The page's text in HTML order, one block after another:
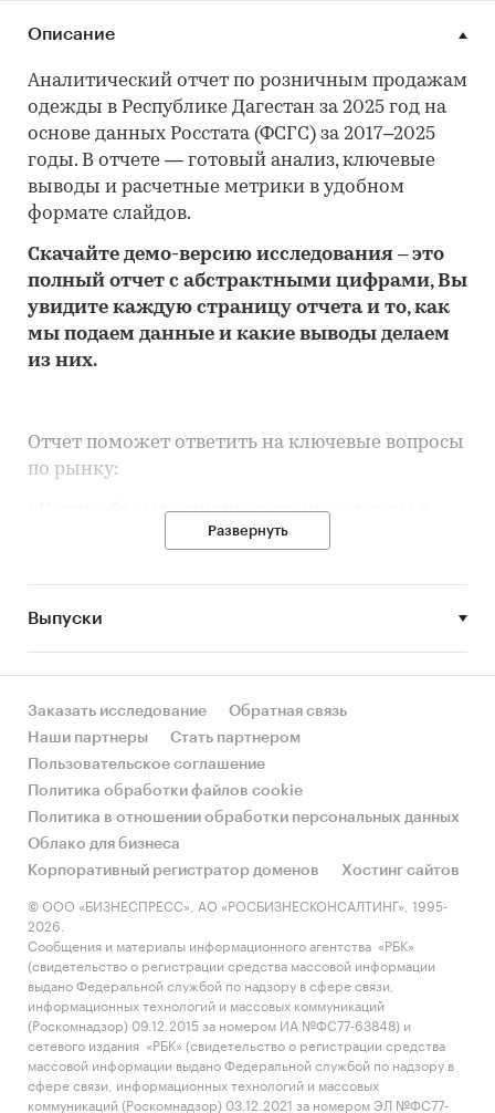
Описание
Аналитический отчет по розничным продажам
одежды в Республике Дагестан за 2025 год на
основе данных Росстата (ФСГС) за 2017–2025
годы. В отчете — готовый анализ, ключевые
выводы и расчетные метрики в удобном
формате слайдов.
Скачайте демо-версию исследования – это
полный отчет с абстрактными цифрами, Вы
увидите каждую страницу отчета и то,как
мы подаем данные и какие выводы делаем
из них.
Отчет поможет ответить на ключевые вопросы
по рынку:
• Каков объем розничного рынка одежды в
Республике Дагестан, много это или мало по
за счет реального спроса или за счет
инфляции? Как соотносятся рост и падение с
• Какое место регион занимает в России и в
своем федеральном округе по объему продаж
и по продажам на душу населения?
• К какому сегменту можно отнести рынок по
размеру и темпом роста (малый/крупный, с
опережающей динамикой/с отстающей
динамикой) в стратегической перспективе и в
текущей ситуации? Меняются ли позиции
региона с течением времени?
• Насколько рынок насыщен и какой у региона
потенциал роста, если сравнить его с
регионами со схожими доходами, со схожей
долей расходов на одежда и с соседними
регионами?
Развернуть
Выпуски
Заказать исследование
Обратная связь
Наши партнеры
Стать партнером
Пользовательское соглашение
Политика обработки файлов cookie
Политика в отношении обработки персональных данных
Облако для бизнеса
Корпоративный регистратор доменов
Хостинг сайтов
© ООО «БИЗНЕСПРЕСС», АО «РОСБИЗНЕСКОНСАЛТИНГ», 1995-
2026.
Сообщения и материалы информационного агентства «РБК»
(свидетельство о регистрации средства массовой информации
выдано Федеральной службой по надзору в сфере связи,
информационных технологий и массовых коммуникаций
(Роскомнадзор) 09.12.2015 за номером ИА №ФС77-63848) и
сетевого издания «РБК» (свидетельство о регистрации средства
массовой информации выдано Федеральной службой по надзору в
сфере связи, информационных технологий и массовых
коммуникаций (Роскомнадзор) 03.12.2021 за номером ЭЛ №ФС77-